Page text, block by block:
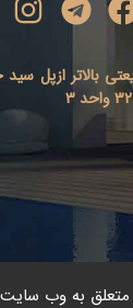
بالاتر ازپل
به وب